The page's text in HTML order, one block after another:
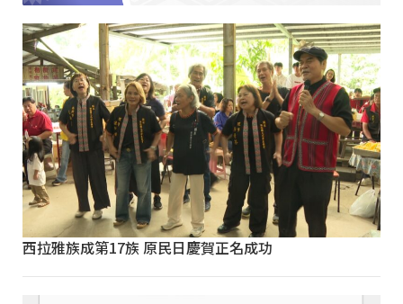
西拉雅族成第17族 原民日慶賀正名成功